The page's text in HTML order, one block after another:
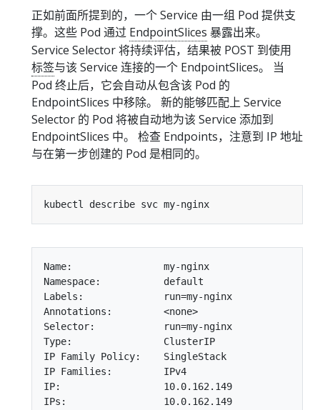
正如前面所提到的，一个 Service 由一组 Pod 提供支
撑。这些 Pod 通过 EndpointSlices 暴露出来。
Service Selector 将持续评估，结果被 POST 到使用
标签与该 Service 连接的一个 EndpointSlices。 当
Pod 终止后，它会自动从包含该 Pod 的
EndpointSlices 中移除。 新的能够匹配上 Service
Selector 的 Pod 将被自动地为该 Service 添加到
EndpointSlices 中。 检查 Endpoints，注意到 IP 地址
与在第一步创建的 Pod 是相同的。
Name:                my-nginx
Namespace:           default
Labels:              run=my-nginx
Annotations:         <none>
Selector:            run=my-nginx
Type:                ClusterIP
IP Family Policy:    SingleStack
IP Families:         IPv4
IP:                  10.0.162.149
IPs:                 10.0.162.149